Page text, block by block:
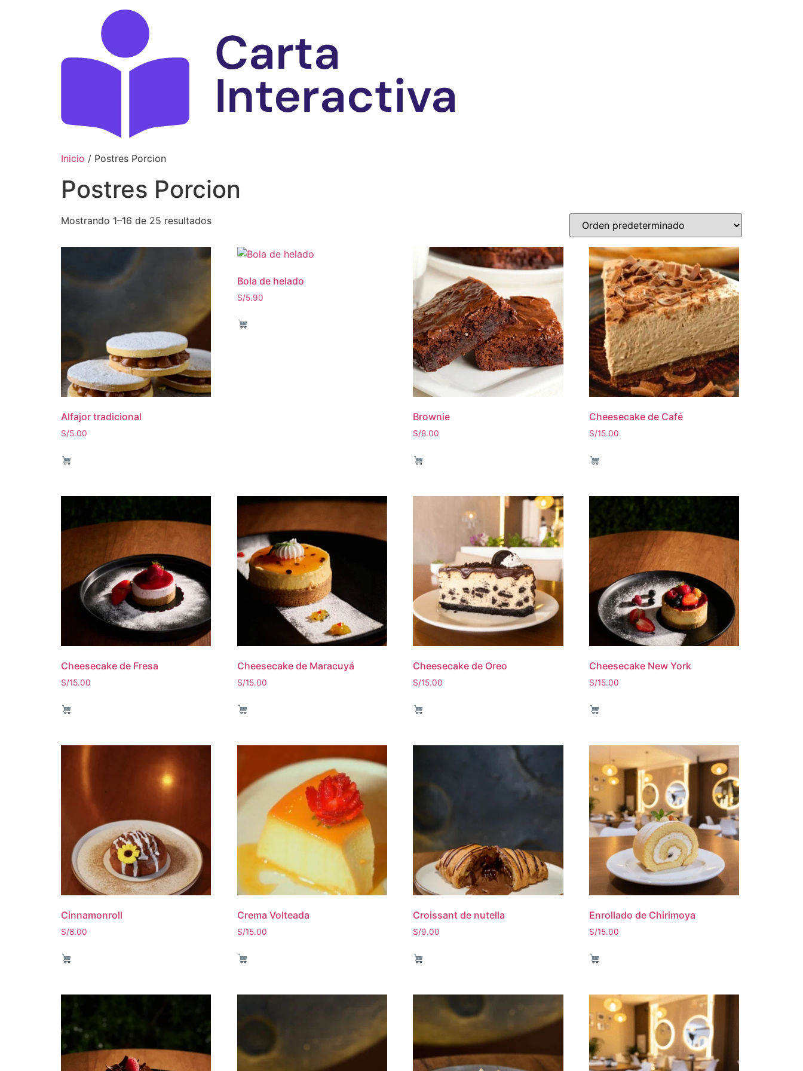
Inicio / Postres Porcion
Postres Porcion
Mostrando 1–16 de 25 resultados
Alfajor tradicional
S/5.00
Bola de helado
S/5.90
Brownie
S/8.00
Cheesecake de Café
S/15.00
Cheesecake de Fresa
S/15.00
Cheesecake de Maracuyá
S/15.00
Cheesecake de Oreo
S/15.00
Cheesecake New York
S/15.00
Cinnamonroll
S/8.00
Crema Volteada
S/15.00
Croissant de nutella
S/9.00
Enrollado de Chirimoya
S/15.00